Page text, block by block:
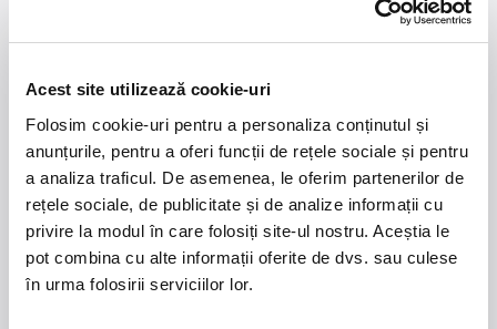
Acest site utilizează cookie-uri
Folosim cookie-uri pentru a personaliza conținutul și
anunțurile, pentru a oferi funcții de rețele sociale și pentru
a analiza traficul. De asemenea, le oferim partenerilor de
rețele sociale, de publicitate și de analize informații cu
privire la modul în care folosiți site-ul nostru. Aceștia le
pot combina cu alte informații oferite de dvs. sau culese
în urma folosirii serviciilor lor.
Blackbriar - A Thousand Little Deaths Tour-
Blackbriar ajunge la București pe 27 septembrie,
cel mai nou album al formației, A Thousand Little
Deaths, un material ce explorează teme precum
iubirea, pierderea și moartea prin imagini cinematice,
versuri captivante și puternice sonorități symphonic
metal.
2. 50 YEARS OF BONEY M -Pe 15 decembrie, la
Sala Palatului, legenda disco Liz Mitchell, vocea
originală a celebrului grup Boney M., revine în fața